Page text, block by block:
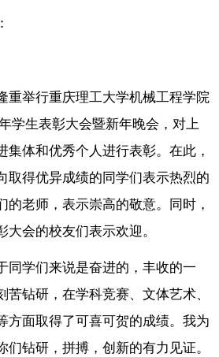
重举行重庆理工大学机械工程学院
学生表彰大会暨新年晚会，对上
集体和优秀个人进行表彰。在此，
取得优异成绩的同学们表示热烈的
的老师，表示崇高的敬意。同时，
会的校友们表示欢迎。
同学们来说是奋进的，丰收的一
苦钻研，在学科竞赛、文体艺术、
方面取得了可喜可贺的成绩。我为
们钻研，拼搏，创新的有力见证。